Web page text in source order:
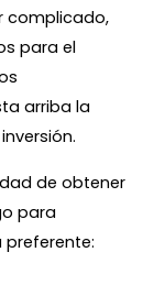
complicado,
para el
arriba la
de obtener
para